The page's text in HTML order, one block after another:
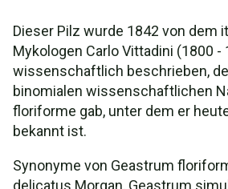
Dieser Pilz wurde 1842 von dem
Mykologen Carlo Vittadini (1800 -
wissenschaftlich beschrieben,
binomialen wissenschaftlichen
floriforme gab, unter dem er
bekannt ist.
Synonyme von Geastrum
delicatus Morgan, Geastrum